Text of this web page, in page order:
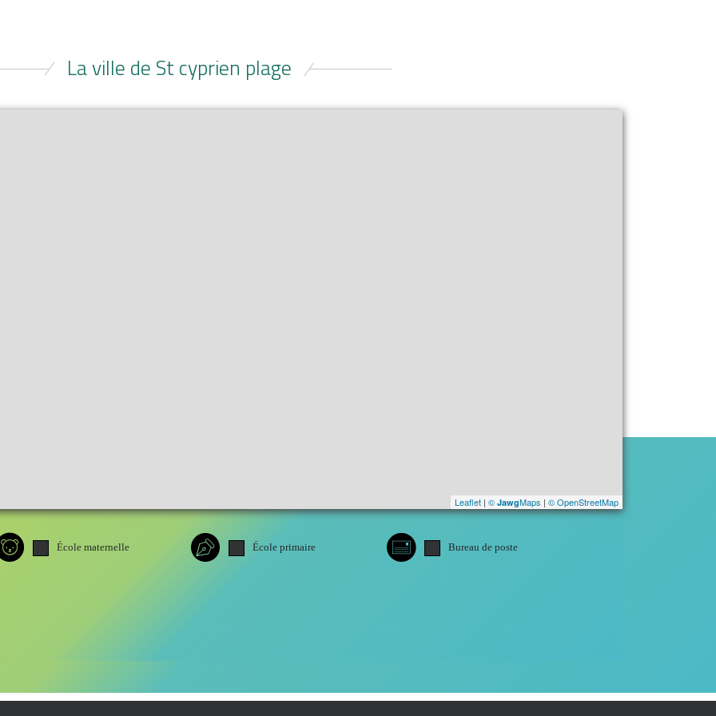
La ville de St cyprien plage
Leaflet | © JawgMaps | © OpenStreetMap
École maternelle École primaire Bureau de poste